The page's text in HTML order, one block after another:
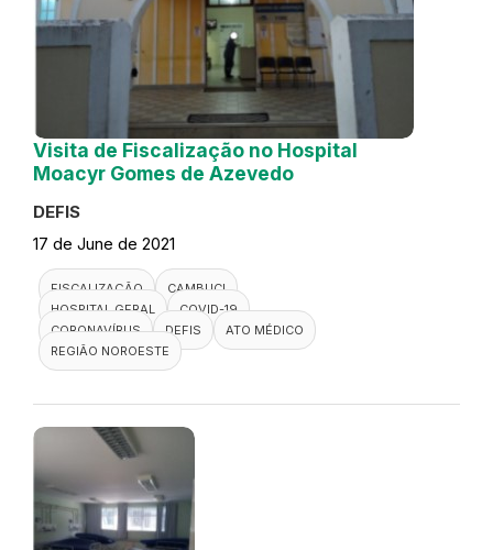
Visita de Fiscalização no Hospital
Moacyr Gomes de Azevedo
DEFIS
17 de June de 2021
FISCALIZAÇÃO
CAMBUCI
HOSPITAL GERAL
COVID-19
CORONAVÍRUS
DEFIS
ATO MÉDICO
REGIÃO NOROESTE